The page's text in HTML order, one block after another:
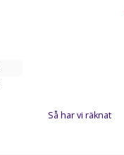
Så har vi räknat